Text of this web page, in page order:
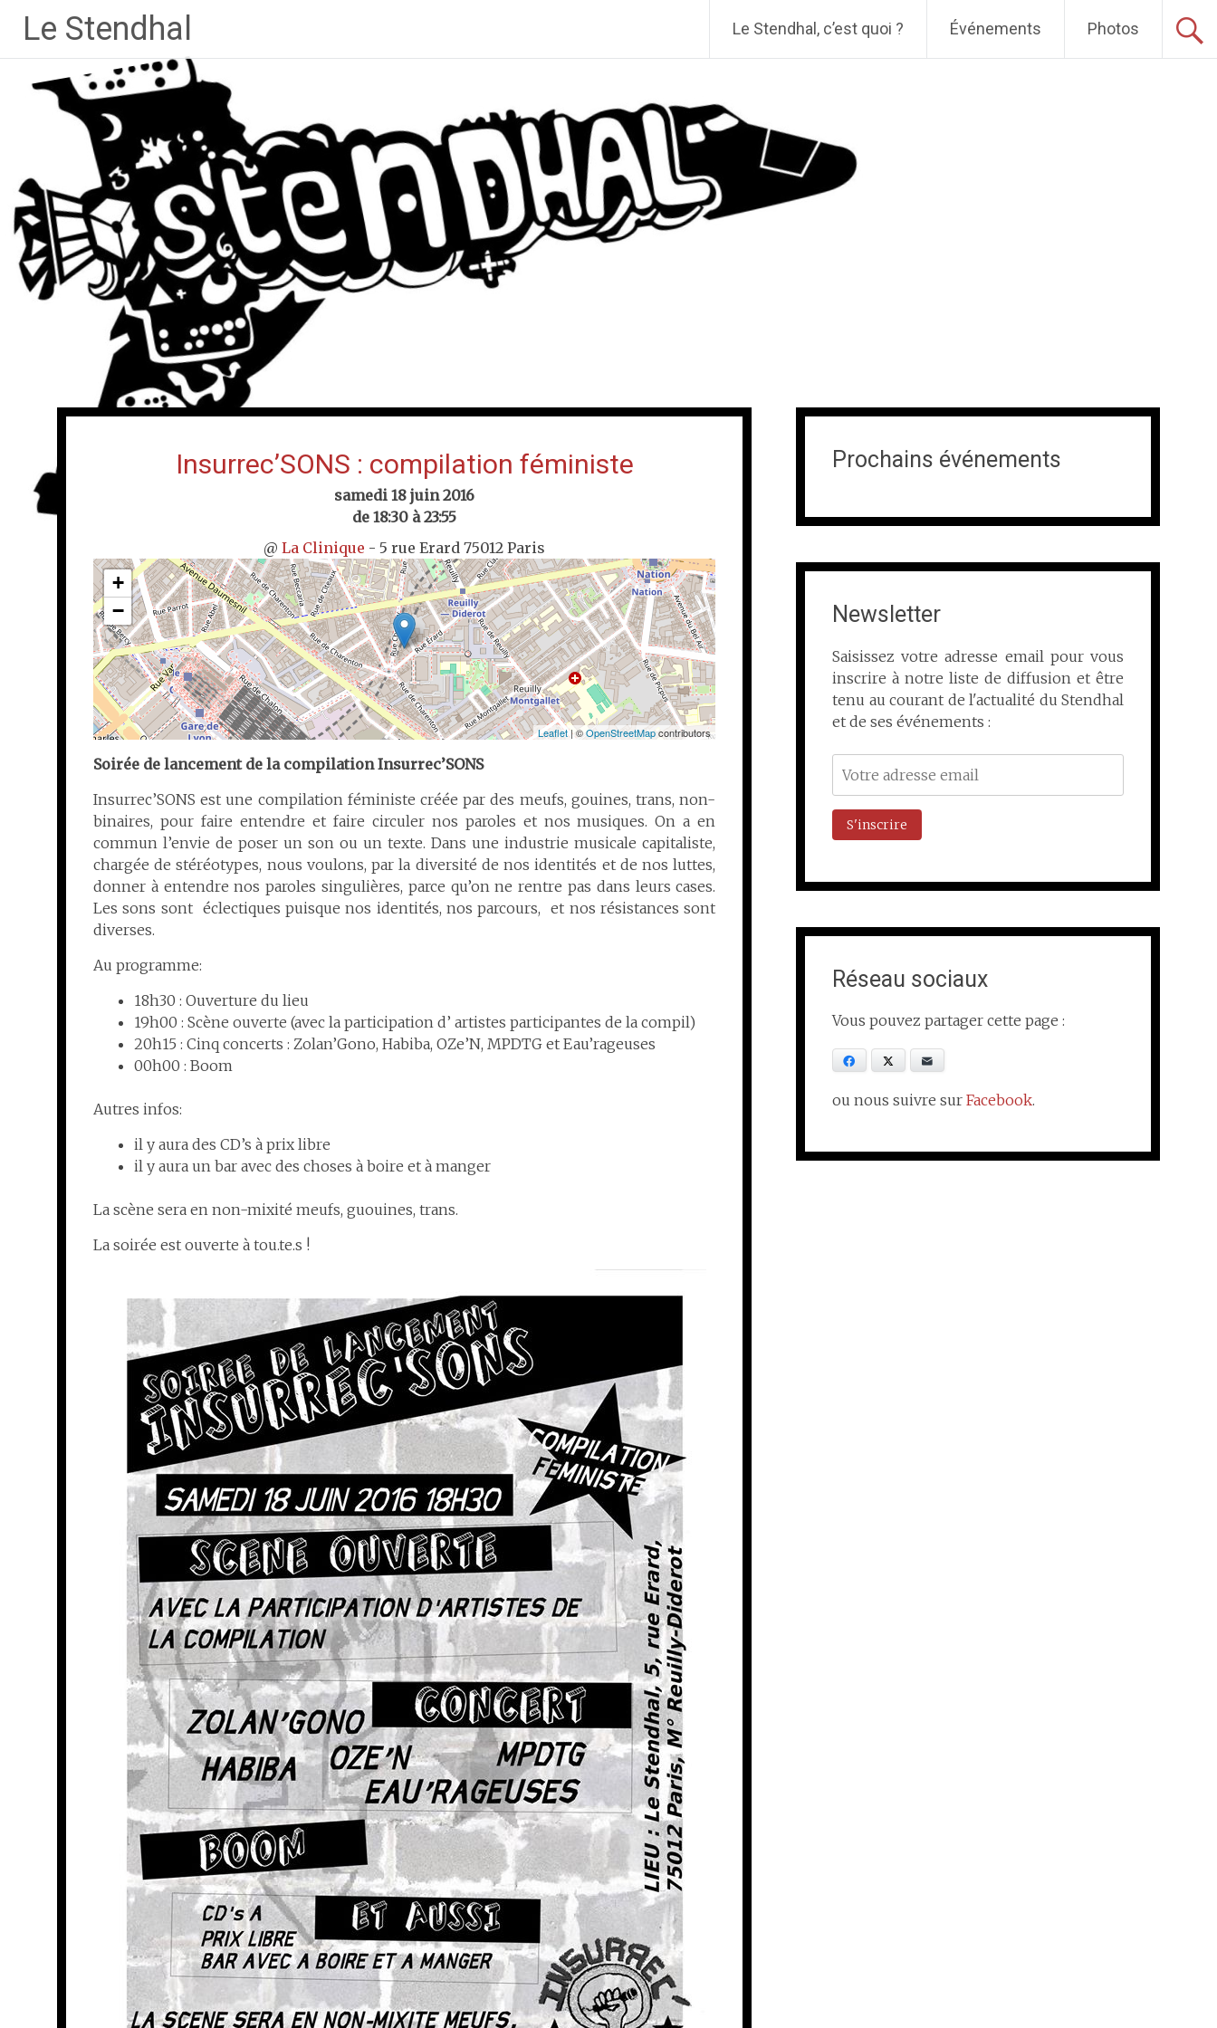
contenu
principal
Le Stendhal Le Stendhal, c’est quoi ? Événements Photos
Insurrec’SONS : compilation féministe
samedi 18 juin 2016
de 18:30 à 23:55
@La Clinique - 5 rue Erard 75012 Paris
+
−
Leaflet| ©OpenStreetMapcontributors
Soirée de lancement de la compilation Insurrec’SONS
Insurrec’SONS est une compilation féministe créée par des meufs, gouines, trans, non-
binaires, pour faire entendre et faire circuler nos paroles et nos musiques. On a en
commun l’envie de poser un son ou un texte. Dans une industrie musicale capitaliste,
chargée de stéréotypes, nous voulons, par la diversité de nos identités et de nos luttes,
donner à entendre nos paroles singulières, parce qu’on ne rentre pas dans leurs cases.
Les sons sont éclectiques puisque nos identités, nos parcours, et nos résistances sont
diverses.
Au programme:
18h30 : Ouverture du lieu
19h00 : Scène ouverte (avec la participation d’ artistes participantes de la compil)
20h15 : Cinq concerts : Zolan’Gono, Habiba, OZe’N, MPDTG et Eau’rageuses
00h00 : Boom
Autres infos:
il y aura des CD’s à prix libre
il y aura un bar avec des choses à boire et à manger
La scène sera en non-mixité meufs, guouines, trans.
La soirée est ouverte à tou.te.s !
Prochains événements
Newsletter
Saisissez votre adresse email pour vous
inscrire à notre liste de diffusion et être
tenu au courant de l'actualité du Stendhal
et de ses événements :
Réseau sociaux
Vous pouvez partager cette page :
Facebook
ou nous suivre surFacebook.